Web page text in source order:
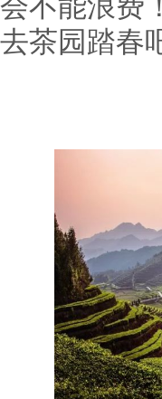
会不能浪费
去茶园踏春